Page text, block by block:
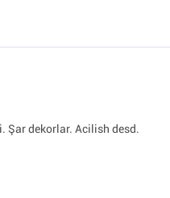
Şar dekorlar. Acilish desd.